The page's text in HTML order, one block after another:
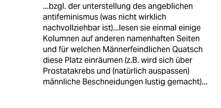
...bzgl. der unterstellung des angeblichen
antifeminismus (was nicht wirklich
nachvollziehbar ist)...lesen sie einmal einige
Kolumnen auf anderen namenhaften Seiten
und für welchen Männerfeindlichen Quatsch
diese Platz einräumen (z.B. wird sich über
Prostatakrebs und (natürlich auspassen)
männliche Beschneidungen lustig gemacht)...